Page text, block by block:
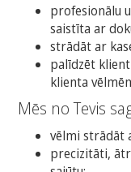
profesionālu
saistīta ar
strādāt ar
palīdzēt
klienta
Mēs no Tevis
vēlmi strādāt
precizitāti,